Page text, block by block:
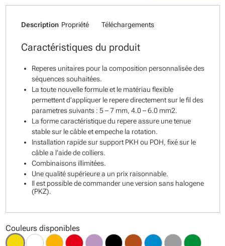
Description Propriété Téléchargements
Caractéristiques du produit
Reperes unitaires pour la composition personnalisée des
séquences souhaitées.
La toute nouvelle formule et le matériau flexible
permettent d’appliquer le repere directement sur le fil des
parametres suivants : 5 – 7 mm, 4.0 – 6.0 mm2.
La forme caractéristique du repere assure une tenue
stable sur le câble et empeche la rotation.
Installation rapide sur support PKH ou POH, fixé sur le
câble a l’aide de colliers.
Combinaisons illimitées.
Une qualité supérieure a un prix raisonnable.
Il est possible de commander une version sans halogene
(PKZ).
Couleurs disponibles